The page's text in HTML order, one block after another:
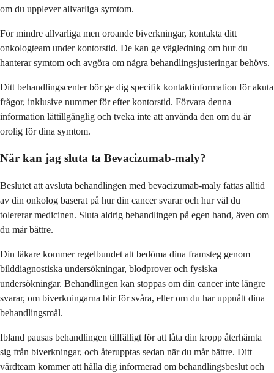
om du upplever allvarliga symtom.
För mindre allvarliga men oroande biverkningar, kontakta ditt
onkologteam under kontorstid. De kan ge vägledning om hur du
hanterar symtom och avgöra om några behandlingsjusteringar behövs.
Ditt behandlingscenter bör ge dig specifik kontaktinformation för akuta
frågor, inklusive nummer för efter kontorstid. Förvara denna
information lättillgänglig och tveka inte att använda den om du är
orolig för dina symtom.
När kan jag sluta ta Bevacizumab-maly?
Beslutet att avsluta behandlingen med bevacizumab-maly fattas alltid
av din onkolog baserat på hur din cancer svarar och hur väl du
tolererar medicinen. Sluta aldrig behandlingen på egen hand, även om
du mår bättre.
Din läkare kommer regelbundet att bedöma dina framsteg genom
bilddiagnostiska undersökningar, blodprover och fysiska
undersökningar. Behandlingen kan stoppas om din cancer inte längre
svarar, om biverkningarna blir för svåra, eller om du har uppnått dina
behandlingsmål.
Ibland pausas behandlingen tillfälligt för att låta din kropp återhämta
sig från biverkningar, och återupptas sedan när du mår bättre. Ditt
vårdteam kommer att hålla dig informerad om behandlingsbeslut och